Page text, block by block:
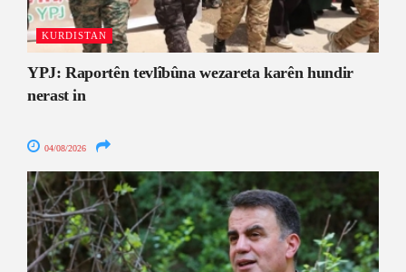
KURDISTAN
YPJ: Raportên tevlîbûna wezareta karên hundir
nerast in
04/08/2026